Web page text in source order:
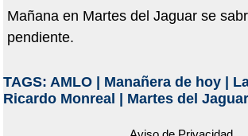
Mañana en Martes del Jaguar se
pendiente.
TAGS: AMLO| Manañera de hoy|
Ricardo Monreal
Martes del Jaguar